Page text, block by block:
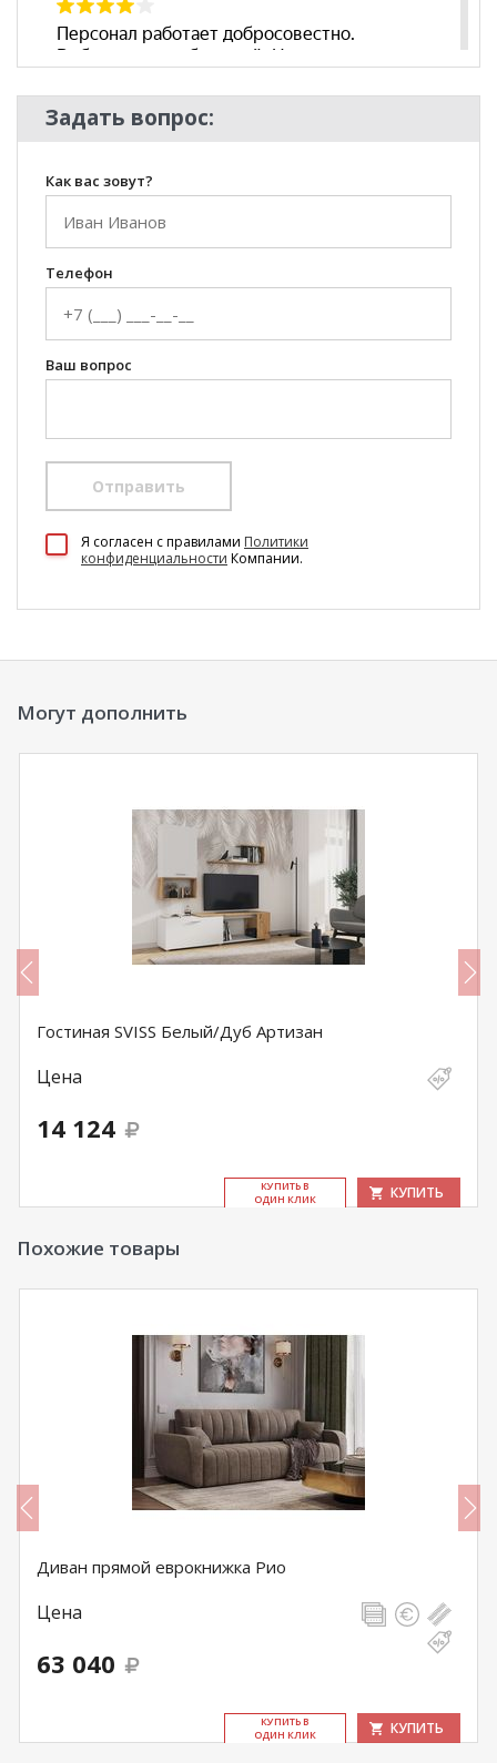
Задать вопрос:
Как вас зовут?
Телефон
Ваш вопрос
Отправить
Я согласен c правилами Политики
конфиденциальности Компании.
Могут дополнить
Гостиная SVISS Белый/Дуб Артизан
Цена
14 124
КУ­ПИТЬ В
ОДИН КЛИК
КУПИТЬ
Похожие товары
Диван прямой еврокнижка Рио
Цена
63 040
КУ­ПИТЬ В
ОДИН КЛИК
КУПИТЬ